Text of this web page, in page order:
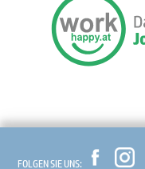
FOLGEN SIE UNS: